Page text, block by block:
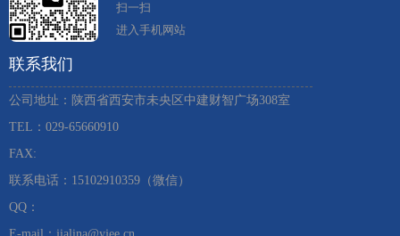
扫一扫
进入手机网站
联系我们
公司地址：陕西省西安市未央区中建财智广场308室
TEL：029-65660910 ​
FAX:
联系电话：15102910359（微信）
QQ：